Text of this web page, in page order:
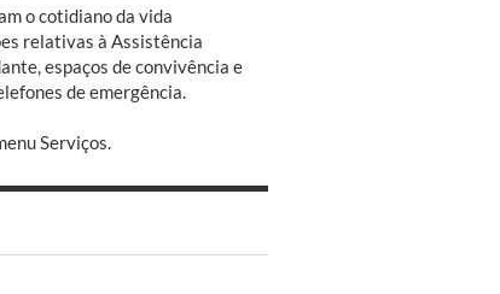
o cotidiano da vida
relativas à Assistência
espaços de convivência e
de emergência.
Serviços.